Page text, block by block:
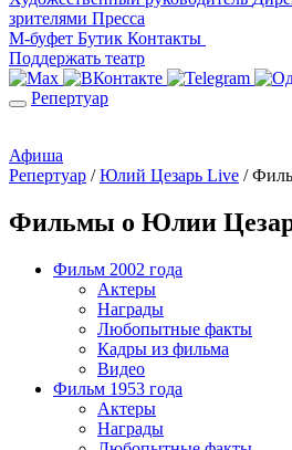
зрителями Пресса
М-буфет Бутик Контакты
Поддержать театр
Репертуар
Афиша
Репертуар / Юлий Цезарь Live /
Фильмы о Юлии
Фильм 2002 года
Актеры
Награды
Любопытные факты
Кадры из фильма
Видео
Фильм 1953 года
Актеры
Награды